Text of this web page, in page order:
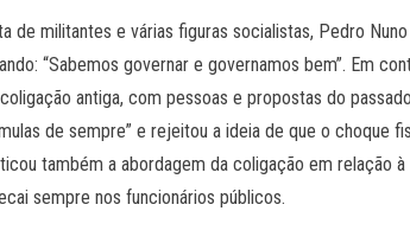
de militantes e várias figuras socialistas, Pedro
“Sabemos governar e governamos bem”. Em
antiga, com pessoas e propostas do
de sempre” e rejeitou a ideia de que o choque
também a abordagem da coligação em relação
sempre nos funcionários públicos.